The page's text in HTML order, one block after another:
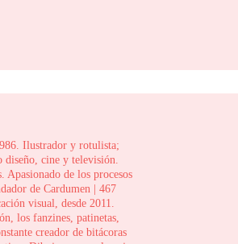
Ilustrador y rotulista;
diseño, cine y televisión.
Apasionado de los procesos
de Cardumen | 467
visual, desde 2011.
los fanzines, patinetas,
creador de bitácoras